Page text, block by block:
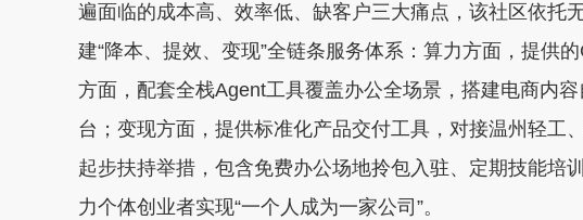
遍面临的成本高、效率低、缺客户三大痛点，该社区依托
建“降本、提效、变现”全链条服务体系：算力方面，提供
方面，配套全栈Agent工具覆盖办公全场景，搭建电商内
台；变现方面，提供标准化产品交付工具，对接温州轻工
起步扶持举措，包含免费办公场地拎包入驻、定期技能培
力个体创业者实现“一个人成为一家公司”。